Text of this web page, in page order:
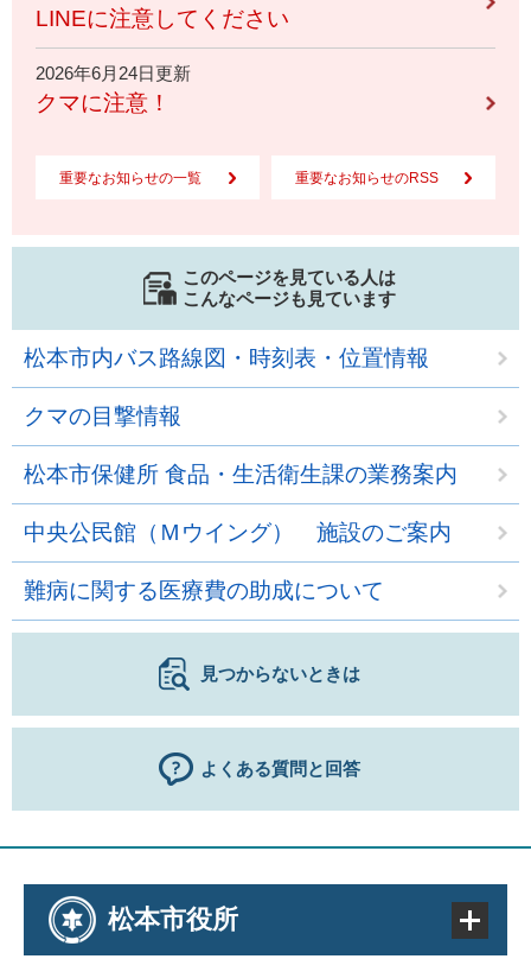
LINEに注意してください
2026年6月24日更新
クマに注意！
重要なお知らせの一覧 重要なお知らせのRSS
このページを見ている人は
こんなページも見ています
松本市内バス路線図・時刻表・位置情報
クマの目撃情報
松本市保健所 食品・生活衛生課の業務案内
中央公民館（Ｍウイング） 施設のご案内
難病に関する医療費の助成について
見つからないときは
よくある質問と回答
松本市役所